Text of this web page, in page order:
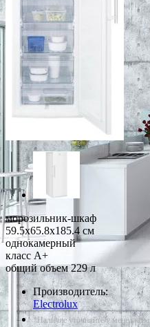
морозильник-шкаф
59.5x65.8x185.4 см
однокамерный
класс A+
общий объем 229 л
Производитель:
Electrolux
*Наличие уточняйте у менеджера